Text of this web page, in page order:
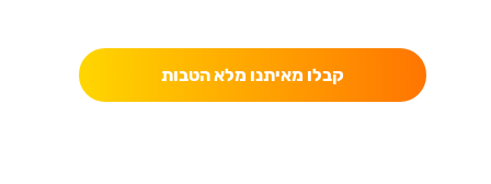
קבלו מאיתנו מלא הטבות